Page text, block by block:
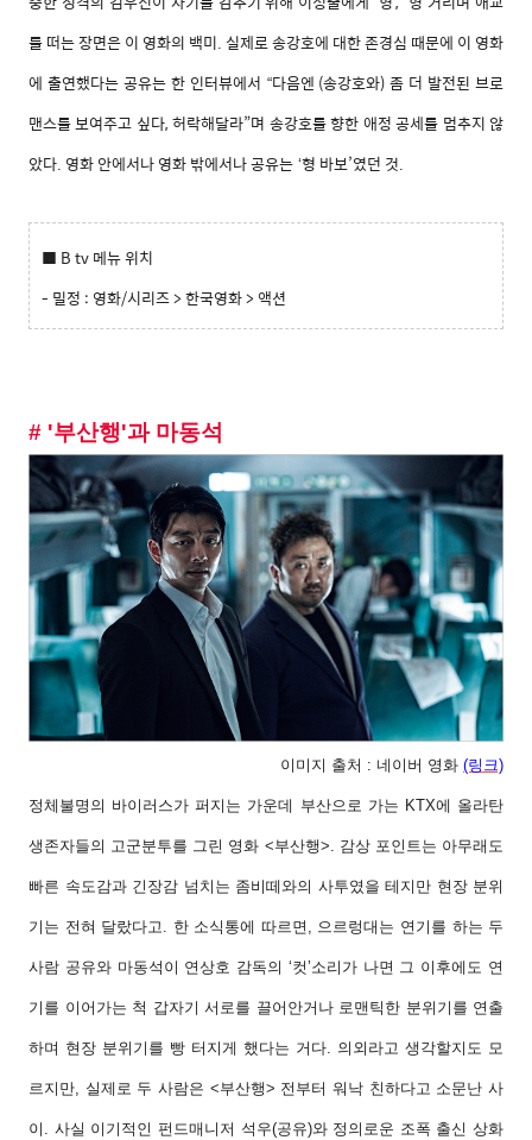
를떠는장면은이 영화의 백미. 실제로송강호에 대한존경심 때문에 이 영화
에 출연했다는공유는한 인터뷰에서 “다음엔 (송강호와)좀 더 발전된 브로
맨스를보여주고 싶다,허락해달라”며 송강호를향한애정공세를 멈추지 않
았다. 영화안에서나영화밖에서나공유는 ‘형 바보’였던 것
■ B tv 메뉴 위치
- 밀정 : 영화/시리즈 > 한국영화 > 액션
# '부산행'과 마동석
이미지 출처 : 네이버 영화 (링크)
정체불명의 바이러스가 퍼지는 가운데 부산으로 가는 KTX에 올라탄
생존자들의 고군분투를 그린 영화 <부산행>. 감상 포인트는 아무래도
빠른 속도감과 긴장감 넘치는 좀비떼와의 사투였을 테지만 현장 분위
기는 전혀 달랐다고. 한 소식통에 따르면 , 으르렁대는 연기를 하는 두
사람 공유와 마동석이 연상호 감독의 ‘컷’소리가 나면 그 이후에도 연
기를 이어가는 척 갑자기 서로를 끌어안거나 로맨틱한 분위기를 연출
하며 현장 분위기를 빵 터지게 했다는 거다. 의외라고 생각할지도 모
르지만, 실제로 두 사람은 <부산행> 전부터 워낙 친하다고 소문난 사
이 . 사실 이기적인 펀드매니저 석우(공유)와 정의로운 조폭 출신 상화